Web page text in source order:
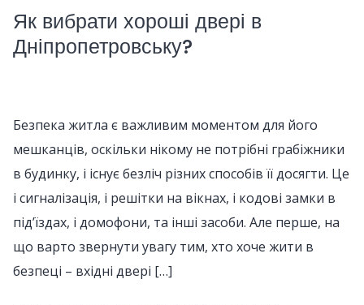
Як вибрати хороші двері в
Дніпропетровську?
Безпека житла є важливим моментом для його
мешканців, оскільки нікому не потрібні грабіжники
в будинку, і існує безліч різних способів її досягти. Це
і сигналізація, і решітки на вікнах, і кодові замки в
під’їздах, і домофони, та інші засоби. Але перше, на
що варто звернути увагу тим, хто хоче жити в
безпеці – вхідні двері […]